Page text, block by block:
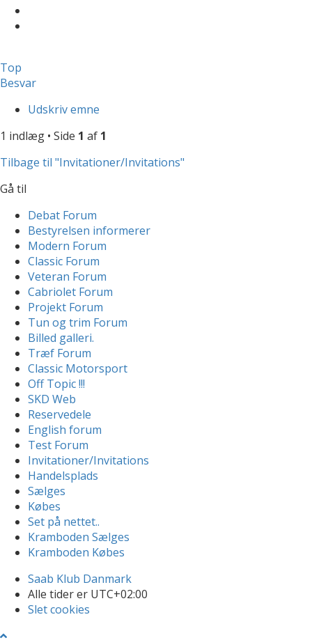
Top
Besvar
Udskriv emne
1 indlæg • Side 1 af 1
Tilbage til "Invitationer/Invitations"
Gå til
Debat Forum
Bestyrelsen informerer
Modern Forum
Classic Forum
Veteran Forum
Cabriolet Forum
Projekt Forum
Tun og trim Forum
Billed galleri.
Træf Forum
Classic Motorsport
Off Topic !!!
SKD Web
Reservedele
English forum
Test Forum
Invitationer/Invitations
Handelsplads
Sælges
Købes
Set på nettet..
Kramboden Sælges
Kramboden Købes
Saab Klub Danmark
Alle tider er UTC+02:00
Slet cookies